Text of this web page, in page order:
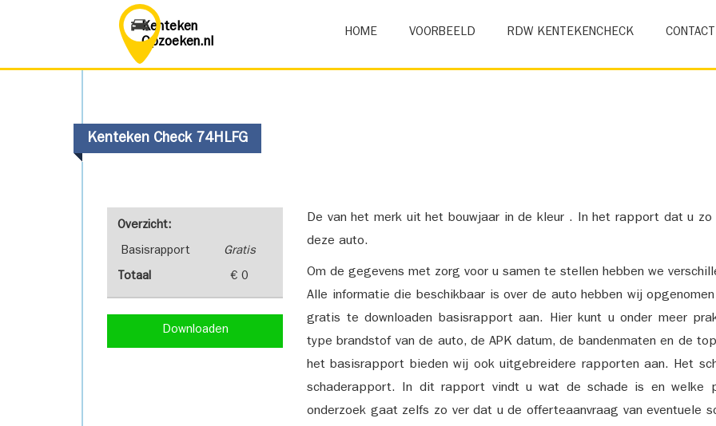
Kenteken
Opzoeken.nl
HOME VOORBEELD RDW KENTEKENCHECK CONTACT
Kenteken Check 74HLFG
Overzicht:
Basisrapport Gratis
Totaal € 0
Downloaden
De van het merk uit het bouwjaar in de kleur . In het rapport dat u
deze auto.
Om de gegevens met zorg voor u samen te stellen hebben we
Alle informatie die beschikbaar is over de auto hebben wij
gratis te downloaden basisrapport aan. Hier kunt u onder meer
type brandstof van de auto, de APK datum, de bandenmaten en de
het basisrapport bieden wij ook uitgebreidere rapporten aan. Het
schaderapport. In dit rapport vindt u wat de schade is en welke
onderzoek gaat zelfs zo ver dat u de offerteaanvraag van eventuele